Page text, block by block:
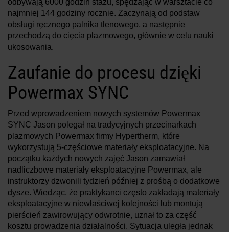
odbywają 6000 godzin stażu, spędzając w warsztacie co
najmniej 144 godziny rocznie. Zaczynają od podstaw
obsługi ręcznego palnika tlenowego, a następnie
przechodzą do cięcia plazmowego, głównie w celu nauki
ukosowania.
Zaufanie do procesu dzięki
Powermax SYNC
Przed wprowadzeniem nowych systemów Powermax
SYNC Jason polegał na tradycyjnych przecinarkach
plazmowych Powermax firmy Hypertherm, które
wykorzystują 5-częściowe materiały eksploatacyjne. Na
początku każdych nowych zajęć Jason zamawiał
nadliczbowe materiały eksploatacyjne Powermax, ale
instruktorzy dzwonili tydzień później z prośbą o dodatkowe
dysze. Wiedząc, że praktykanci często zakładają materiały
eksploatacyjne w niewłaściwej kolejności lub montują
pierścień zawirowujący odwrotnie, uznał to za część
kosztu prowadzenia działalności. Sytuacja uległa jednak